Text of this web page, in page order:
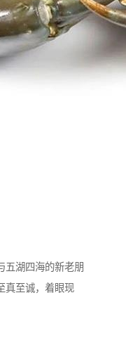
五湖四海的新老朋
真至诚，着眼现